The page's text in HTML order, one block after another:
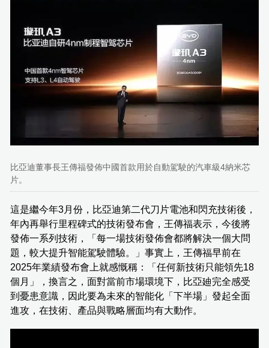
比亞迪董事長王傳福發佈中國首款用於自動駕駛的汽車級4納米芯
片。
這是繼今年3月份，比亞迪第二代刀片電池和閃充技術後，
年內再舉行里程碑式的技術發布會，王傳福表示，今後將
發佈一系列技術，「每一場技術發佈會都將解決一個大問
題，較大提升智能駕駛體驗。」事實上，王傳福早前在
2025年業績發布會上就感慨稱：「任何新技術只能領先18
個月」，換言之，面對當前市場環境下，比亞廸完全感受
到憂患意識，因此要為未來的智能化「下半場」發起全面
進攻，在技術、產品與戰略層面均有大動作。